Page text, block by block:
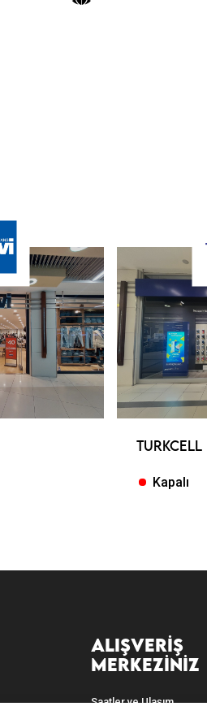
TURKCELL
Kapalı
ALIŞVERIŞ
MERKEZINIZ
Saatler ve Ulaşım